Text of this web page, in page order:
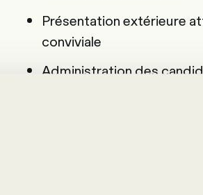
Présentation extérieure
conviviale
Administration des